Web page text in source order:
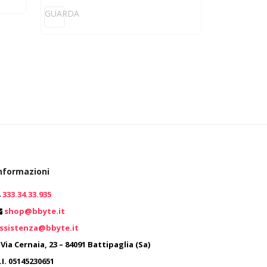
GUARDA
333.34.33.935
shop@bbyte.it
Cernaia, 23 – 84091 Battipaglia (Sa)
05145230651